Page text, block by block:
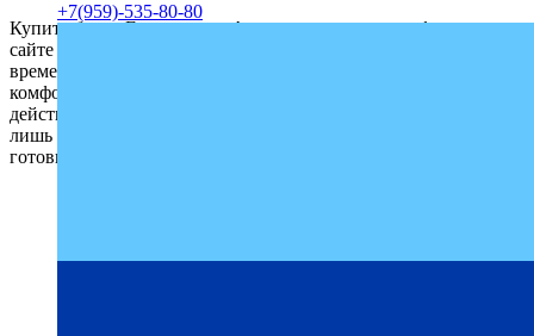
Купить билет Еленовка — Алушта можно по телефону или на
сайте онлайн с удобством и минимальными затратами
времени. Мы стремимся сделать каждую поездку максимально
комфортной, спокойной и безопасной. Как видите, с нами
действительно удобно и просто путешествовать. Осталось
лишь заполнить форму бронирования на сайте и начать
готовиться к поездке. Ваше удобство – наша главная цель.
+7(959)-535-80-80